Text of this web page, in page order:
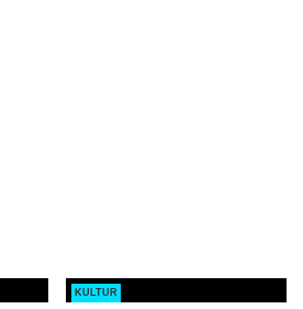
KULTUR